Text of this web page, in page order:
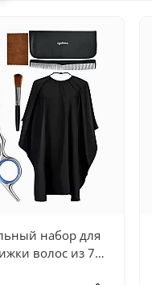
набор для
волос из 7